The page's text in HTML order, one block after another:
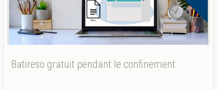
Batireso gratuit pendant le confinement